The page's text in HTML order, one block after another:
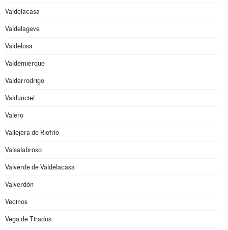
Valdelacasa
Valdelageve
Valdelosa
Valdemierque
Valderrodrigo
Valdunciel
Valero
Vallejera de Riofrío
Valsalabroso
Valverde de Valdelacasa
Valverdón
Vecinos
Vega de Tirados